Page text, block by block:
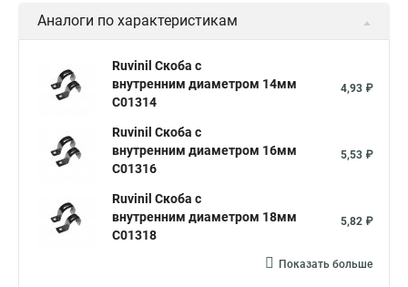
Аналоги по характеристикам
Ruvinil Скоба с
внутренним диаметром 14мм
С01314
4,93 ₽
Ruvinil Скоба с
внутренним диаметром 16мм
С01316
5,53 ₽
Ruvinil Скоба с
внутренним диаметром 18мм
С01318
5,82 ₽
Показать больше